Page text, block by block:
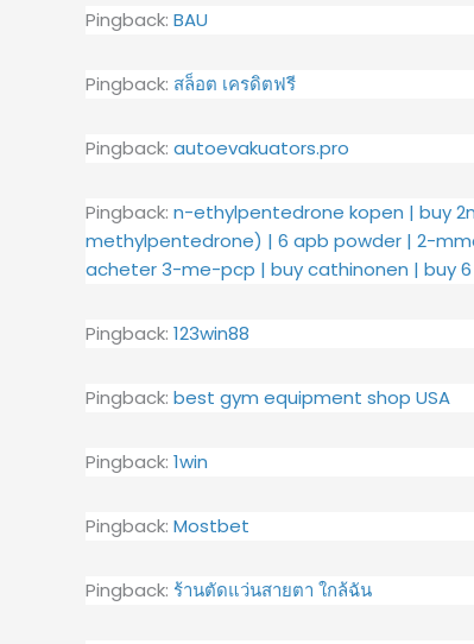
Pingback: BAU
Pingback: สล็อต เครดิตฟรี
Pingback: autoevakuators.pro
Pingback: n-ethylpentedrone kopen | buy
methylpentedrone) | 6 apb powder | 2-
acheter 3-me-pcp | buy cathinonen | buy 6
Pingback: 123win88
Pingback: best gym equipment shop USA
Pingback: 1win
Pingback: Mostbet
Pingback: ร้านตัดแว่นสายตา ใกล้ฉัน